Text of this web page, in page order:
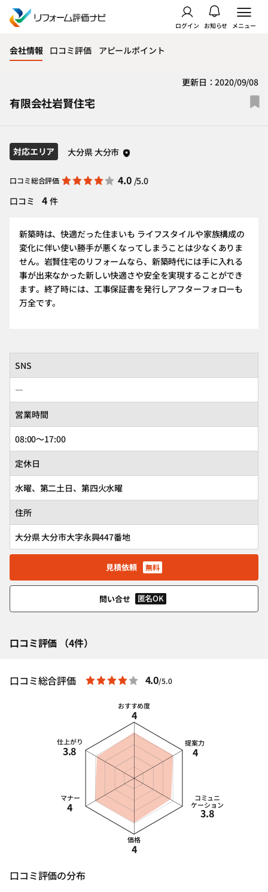
ログイン お知らせ メニュー
会社情報 口コミ評価 アピールポイント
更新日：2020/09/08
有限会社岩賢住宅
対応エリア 大分県 大分市
口コミ総合評価 4.0 /5.0
口コミ
4 件
新築時は、快適だった住まいも ライフスタイルや家族構成の
変化に伴い使い勝手が悪くなってしまうことは少なくありま
せん。岩賢住宅のリフォームなら、新築時代には手に入れる
事が出来なかった新しい快適さや安全を実現することができ
ます。終了時には、工事保証書を発行しアフターフォローも
万全です。
SNS
―
営業時間
08:00～17:00
定休日
水曜、第二土日、第四火水曜
住所
大分県 大分市大字永興447番地
見積依頼 無料
問い合せ 匿名OK
口コミ評価 （4件）
口コミ総合評価 4.0/5.0
おすすめ度
4
提案力
4
コミュニ
ケーション
3.8
価格
4
マナー
4
仕上がり
3.8
口コミ評価の分布